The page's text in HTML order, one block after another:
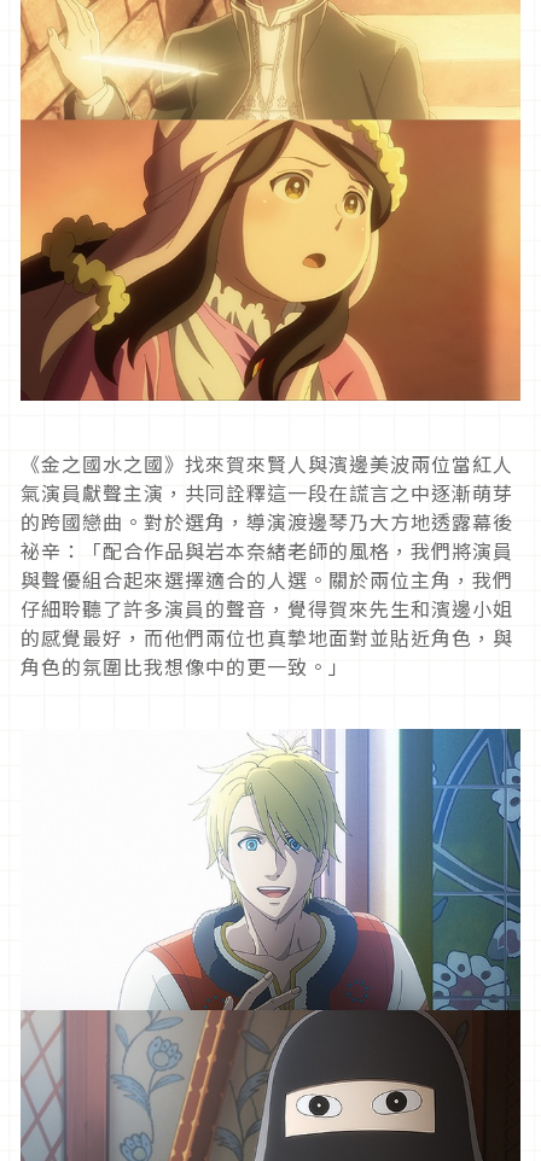
《金之國水之國》找來賀來賢人與濱邊美波兩位當紅人
氣演員獻聲主演，共同詮釋這一段在謊言之中逐漸萌芽
的跨國戀曲。對於選角，導演渡邊琴乃大方地透露幕後
祕辛：「配合作品與岩本奈緒老師的風格，我們將演員
與聲優組合起來選擇適合的人選。關於兩位主角，我們
仔細聆聽了許多演員的聲音，覺得賀來先生和濱邊小姐
的感覺最好，而他們兩位也真摯地面對並貼近角色，與
角色的氛圍比我想像中的更一致。」